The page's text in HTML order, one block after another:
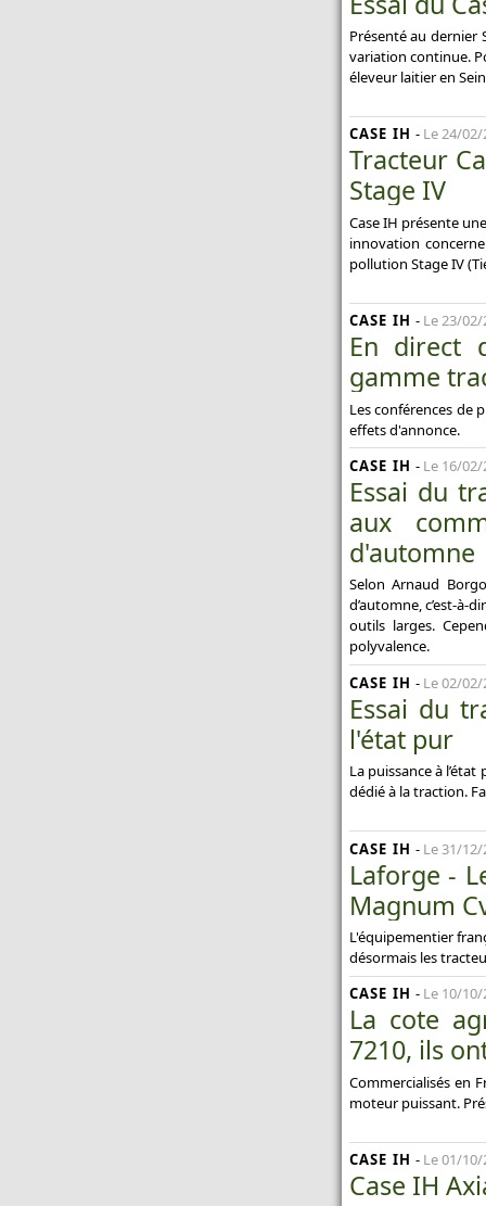
Présenté au dernier
variation continue.
éleveur laitier en
CASE IH - Le 24/02/
Tracteur
Stage IV
Case IH présente
innovation
pollution Stage IV
CASE IH - Le 23/02/
En direct
gamme
Les conférences de
effets d'annonce.
CASE IH - Le 16/02/
Essai du
aux
d'automne
Selon Arnaud
d’automne, c’est-à-
outils larges.
polyvalence.
CASE IH - Le 02/02/
Essai du
l'état pur
La puissance à
dédié à la traction.
CASE IH - Le 31/12/
Laforge -
Magnum
L'équipementier
désormais les
CASE IH - Le 10/10/
La cote
7210, ils
Commercialisés en
moteur puissant.
CASE IH - Le 01/10/
Case IH